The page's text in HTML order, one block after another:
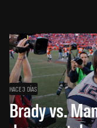
HACE 3 DÍAS
Brady vs.